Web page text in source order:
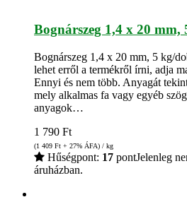
Bognárszeg 1,4 x 20 mm,
Bognárszeg 1,4 x 20 mm, 5 kg/
lehet erről a termékről írni, adja
Ennyi és nem több. Anyagát
mely alkalmas fa vagy egyéb
anyagok…
1 790 Ft
(1 409 Ft + 27% ÁFA) / kg
Hűségpont: 17 pontJelenleg
áruházban.